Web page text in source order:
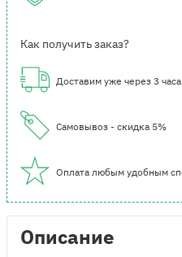
Как получить заказ?
Доставим уже через 3 часа
Самовывоз - скидка 5%
Оплата любым удобным
Описание